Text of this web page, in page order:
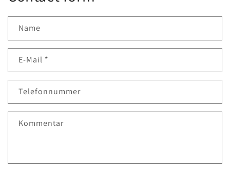
Name
E-Mail *
Telefonnummer
Kommentar